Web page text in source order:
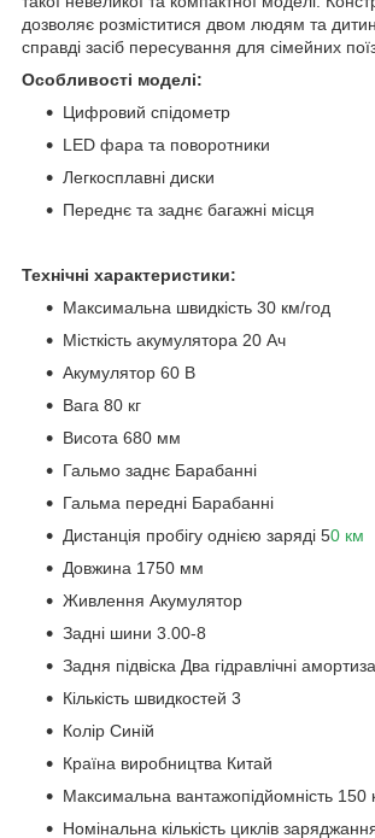
дозволяє розміститися двом людям та
справді засіб пересування для сімейних
Особливості моделі:
Цифровий спідометр
LED фара та поворотники
Легкосплавні диски
Переднє та заднє багажні місця
Технічні характеристики:
Максимальна швидкість 30 км/год
Місткість акумулятора 20 Ач
Акумулятор 60 В
Вага 80 кг
Висота 680 мм
Гальмо заднє Барабанні
Гальма передні Барабанні
Дистанція пробігу однією заряді 50 км
Довжина 1750 мм
Живлення Акумулятор
Задні шини 3.00-8
Задня підвіска Два гідравлічні
Кількість швидкостей 3
Колір Синій
Країна виробництва Китай
Максимальна вантажопідйомність 150
Номінальна кількість циклів